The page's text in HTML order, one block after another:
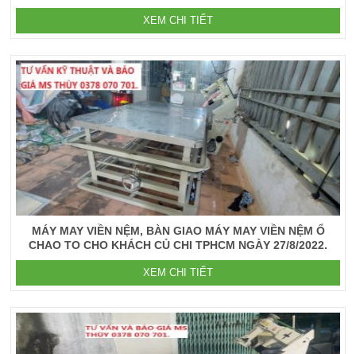
XEM CHI TIẾT
MÁY MAY VIỀN NỆM, BÀN GIAO MÁY MAY VIỀN NỆM Ổ
CHAO TO CHO KHÁCH CỦ CHI TPHCM NGÀY 27/8/2022.
XEM CHI TIẾT